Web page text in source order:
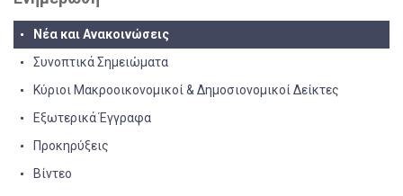
Νέα και Ανακοινώσεις
Συνοπτικά Σημειώματα
Κύριοι Μακροοικονομικοί & Δημοσιονομικοί Δείκτες
Εξωτερικά Έγγραφα
Προκηρύξεις
Βίντεο